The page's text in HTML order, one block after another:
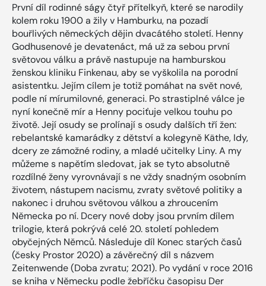
První díl rodinné ságy čtyř přítelkyň, které se narodily
kolem roku 1900 a žily v Hamburku, na pozadí
bouřlivých německých dějin dvacátého století. Henny
Godhusenové je devatenáct, má už za sebou první
světovou válku a právě nastupuje na hamburskou
ženskou kliniku Finkenau, aby se vyškolila na porodní
asistentku. Jejím cílem je totiž pomáhat na svět nové,
podle ní mírumilovné, generaci. Po strastiplné válce je
nyní konečně mír a Henny pociťuje velkou touhu po
životě. Její osudy se prolínají s osudy dalších tří žen:
rebelantské kamarádky z dětství a kolegyně Käthe, Idy,
dcery ze zámožné rodiny, a mladé učitelky Liny. A my
můžeme s napětím sledovat, jak se tyto absolutně
rozdílné ženy vyrovnávají s ne vždy snadným osobním
životem, nástupem nacismu, zvraty světové politiky a
nakonec i druhou světovou válkou a zhroucením
Německa po ní. Dcery nové doby jsou prvním dílem
trilogie, která pokrývá celé 20. století pohledem
obyčejných Němců. Následuje díl Konec starých časů
(česky Prostor 2020) a závěrečný díl s názvem
Zeitenwende (Doba zvratu; 2021). Po vydání v roce 2016
se kniha v Německu podle žebříčku časopisu Der